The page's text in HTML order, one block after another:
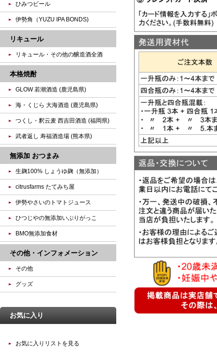
ひみつビール
伊勢角（YUZU IPA BONDS)
リキュール
リキュール・その他の醸造酒全酒
本格焼酎
GLOW 若潮酒造 (鹿児島県)
海・くじら 大海酒造 (鹿児島県)
つくし・釈云麦 西吉田酒造 (福岡県)
武者返し 寿福酒造場 (熊本県)
無添加 おつまみ
生麹100% しょうゆ麹（無添加）
citrusfarms たてみち屋
伊勢やさいのトマトジュース
ひつじやの無添加いぶりがっこ
BMO無添加食材
その他・インフォメーション
その他
グッズ
お気に入り
お気に入りリストを見る